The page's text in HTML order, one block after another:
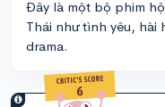
Đây là một bộ phim
Thái như tình yêu, hài
drama.